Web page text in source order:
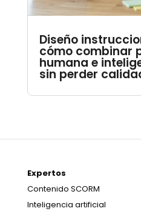
Diseño
cómo combinar
humana e
sin perder
Expertos
Contenido SCORM
Inteligencia artificial